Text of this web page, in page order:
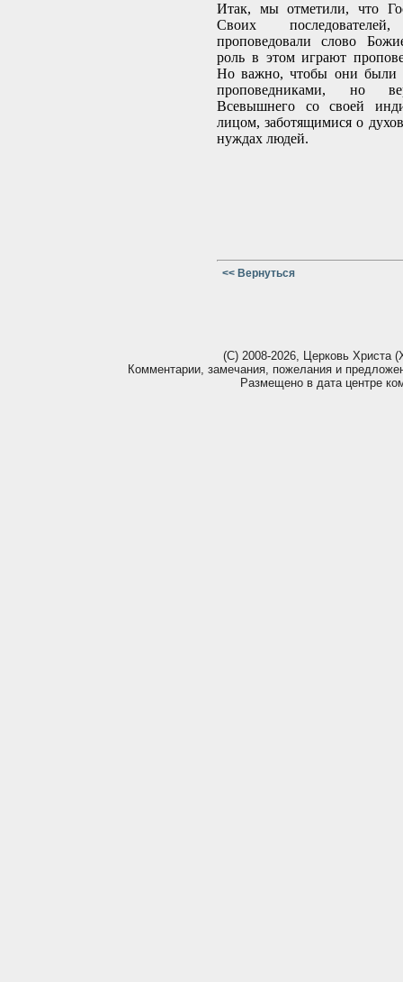
Итак, мы отметили, что
Своих
проповедовали слово
роль в этом играют
Но важно, чтобы они были
проповедниками, но
Всевышнего со своей
лицом, заботящимися о
нуждах людей.
<< Вернуться
(С) 2008-2026, Церковь Христа
Комментарии, замечания, пожелания и
Размещено в дата центре